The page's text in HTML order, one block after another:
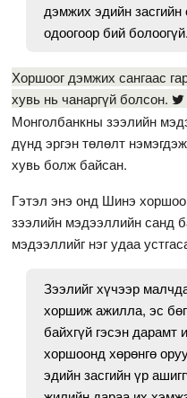
дэмжих эдийн засгийн
одоогоор бий болоогүй.
Хоршоог дэмжих сангаас
хувь нь чанаргүй болсон.
Монголбанкны зээлийн
дүнд эргэн төлөлт
хувь болж байсан.
Гэтэл энэ онд Шинэ
зээлийн мэдээллийн санд
мэдээллийг нэг удаа
Зээлийг хүчээр
хоршиж ажилла, эс
байхгүй гэсэн дарамт
хоршоонд хөрөнгө
эдийн засгийн үр